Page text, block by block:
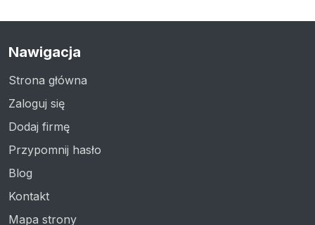
Nawigacja
Strona główna
Zaloguj się
Dodaj firmę
Przypomnij hasło
Blog
Kontakt
Mapa strony